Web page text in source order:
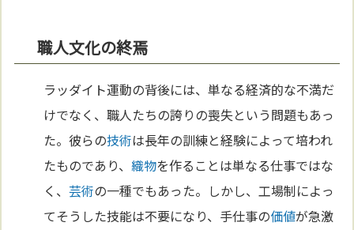
職人文化の終焉
ラッダイト運動の背後には、単なる経済的な不満だ
けでなく、職人たちの誇りの喪失という問題もあっ
た。彼らの技術は長年の訓練と経験によって培われ
たものであり、織物を作ることは単なる仕事ではな
く、芸術の一種でもあった。しかし、工場制によっ
てそうした技能は不要になり、手仕事の価値が急激